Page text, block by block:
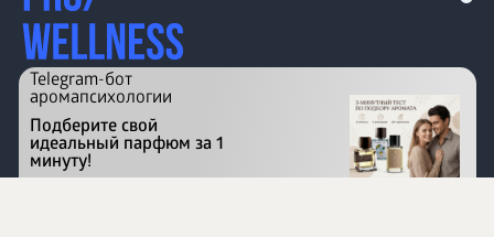
Перейти на сайт
Telegram-бот
аромапсихологии
Подберите свой
идеальный парфюм за 1
минуту!